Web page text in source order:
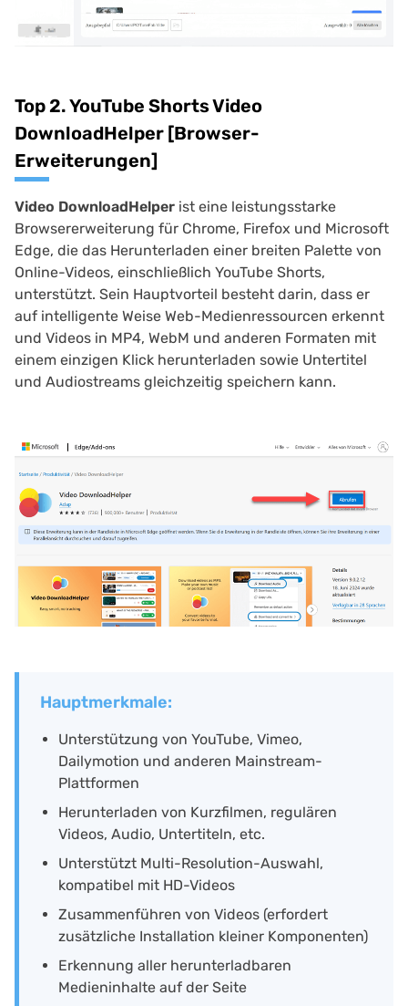
Top 2. YouTube Shorts Video
DownloadHelper [Browser-
Erweiterungen]
Video DownloadHelper ist eine leistungsstarke
Browsererweiterung für Chrome, Firefox und Microsoft
Edge, die das Herunterladen einer breiten Palette von
Online-Videos, einschließlich YouTube Shorts,
unterstützt. Sein Hauptvorteil besteht darin, dass er
auf intelligente Weise Web-Medienressourcen erkennt
und Videos in MP4, WebM und anderen Formaten mit
einem einzigen Klick herunterladen sowie Untertitel
und Audiostreams gleichzeitig speichern kann.
Hauptmerkmale:
Unterstützung von YouTube, Vimeo,
Dailymotion und anderen Mainstream-
Plattformen
Herunterladen von Kurzfilmen, regulären
Videos, Audio, Untertiteln, etc.
Unterstützt Multi-Resolution-Auswahl,
kompatibel mit HD-Videos
Zusammenführen von Videos (erfordert
zusätzliche Installation kleiner Komponenten)
Erkennung aller herunterladbaren
Medieninhalte auf der Seite